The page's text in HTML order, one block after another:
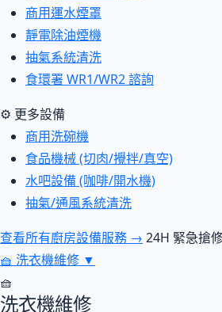
商用運水煙罩
靜電除油煙機
抽氣系統清洗
食環署 WR1/WR2 諮詢
⚙ 更多設備
商用洗碗機
食品機械 (切肉/攪拌/真空)
水吧設備 (咖啡/開水機)
抽氣/通風系統清洗
查看所有廚房設備服務 → 24H 緊急搶
🧺 洗衣機維修 ▼
🧺
洗衣機維修